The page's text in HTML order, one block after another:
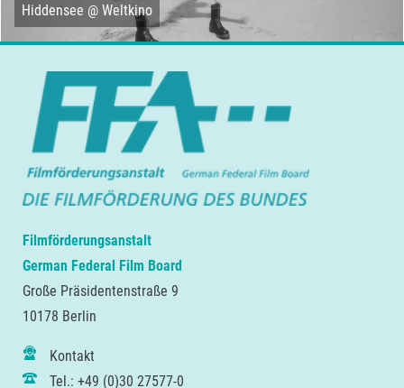
Hiddensee @ Weltkino
Filmförderungsanstalt
German Federal Film Board
Große Präsidentenstraße 9
10178 Berlin
Kontakt
Tel.: +49 (0)30 27577-0